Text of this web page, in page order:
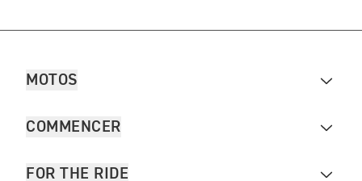
MOTOS
COMMENCER
FOR THE RIDE